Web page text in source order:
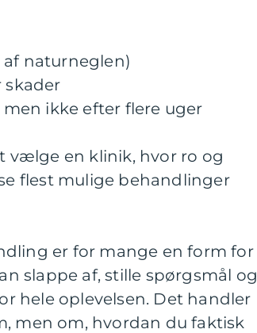
naturneglen)
skader
ikke efter flere uger
vælge en klinik, hvor ro og
flest mulige behandlinger
er for mange en form for
slappe af, stille spørgsmål og
hele oplevelsen. Det handler
men om, hvordan du faktisk